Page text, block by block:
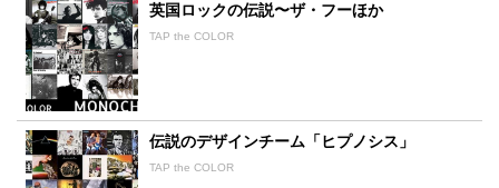
英国ロックの伝説〜ザ・フーほか
TAP the COLOR
伝説のデザインチーム「ヒプノシス」
TAP the COLOR